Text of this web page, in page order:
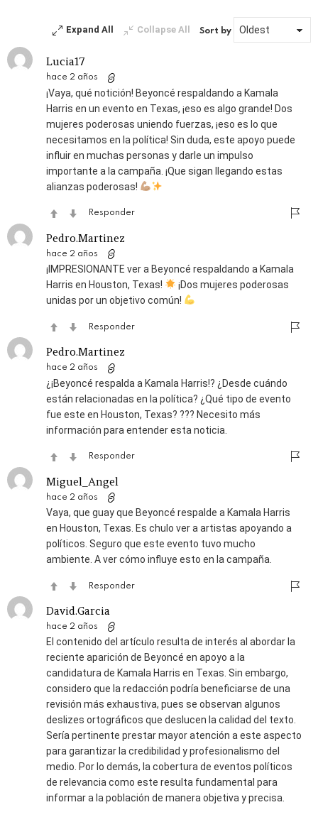
Expand All Collapse All Sort by
Lucia17
hace 2 años
¡Vaya, qué notición! Beyoncé respaldando a Kamala
Harris en un evento en Texas, ¡eso es algo grande! Dos
mujeres poderosas uniendo fuerzas, ¡eso es lo que
necesitamos en la política! Sin duda, este apoyo puede
influir en muchas personas y darle un impulso
importante a la campaña. ¡Que sigan llegando estas
alianzas poderosas!
Responder
Pedro.Martinez
hace 2 años
¡IMPRESIONANTE ver a Beyoncé respaldando a Kamala
Harris en Houston, Texas!
¡Dos mujeres poderosas
unidas por un objetivo común!
Responder
Pedro.Martinez
hace 2 años
¿¡Beyoncé respalda a Kamala Harris!? ¿Desde cuándo
están relacionadas en la política? ¿Qué tipo de evento
fue este en Houston, Texas? ??? Necesito más
información para entender esta noticia.
Responder
Miguel_Angel
hace 2 años
Vaya, que guay que Beyoncé respalde a Kamala Harris
en Houston, Texas. Es chulo ver a artistas apoyando a
políticos. Seguro que este evento tuvo mucho
ambiente. A ver cómo influye esto en la campaña.
Responder
David.Garcia
hace 2 años
El contenido del artículo resulta de interés al abordar la
reciente aparición de Beyoncé en apoyo a la
candidatura de Kamala Harris en Texas. Sin embargo,
considero que la redacción podría beneficiarse de una
revisión más exhaustiva, pues se observan algunos
deslizes ortográficos que deslucen la calidad del texto.
Sería pertinente prestar mayor atención a este aspecto
para garantizar la credibilidad y profesionalismo del
medio. Por lo demás, la cobertura de eventos políticos
de relevancia como este resulta fundamental para
informar a la población de manera objetiva y precisa.